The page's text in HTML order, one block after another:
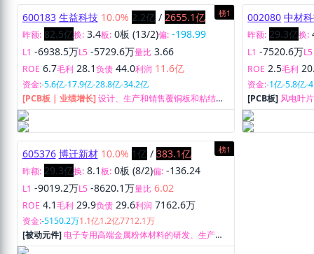
榜1
600183 生益科技 10.0% 2.2亿 / 2655.1亿
昨额: 82.5亿换: 3.4板: 0板 (13/2)偏: -198.99
L1 -6938.5万L5 -5729.6万量比 3.66
ROE 6.7毛利 28.1负债 44.0利润 11.6亿
资金:-5.6亿-17.9亿-28.8亿-34.2亿
[PCB板 | 业绩增长]设计、生产和销售覆铜板和粘结
片、印制线路板。
002080 中材
昨额: 29.3亿换:
L1 -7520.6万L5
ROE 2.5毛利
资金:-1亿-5.8亿-
[PCB板] 风电叶
发、制造及销售
榜1
605376 博迁新材 10.0% 1亿 / 383.1亿
昨额: 29.3亿换: 8.1板: 0板 (8/2)偏: -136.24
L1 -9019.2万L5 -8620.1万量比 6.02
ROE 4.1毛利 29.9负债 29.6利润 7162.6万
资金:-5150.2万1.1亿1.2亿7712.1万
[被动元件] 电子专用高端金属粉体材料的研发、生产和
销售。